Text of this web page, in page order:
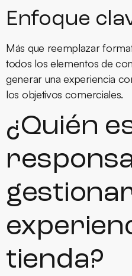
Enfoque
Más que reemplazar
todos los elementos de
generar una experiencia
los objetivos comerciales.
¿Quién
tienda?